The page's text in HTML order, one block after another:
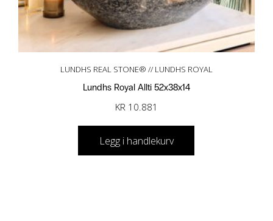
LUNDHS REAL STONE® // LUNDHS ROYAL
Lundhs Royal Allti 52x38x14
KR 10.881
Legg i handlekurv